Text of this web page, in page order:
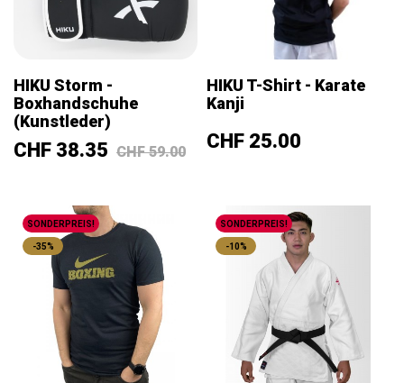
HIKU Storm -
Boxhandschuhe
(Kunstleder)
Preis
CHF 38.35 Verkaufspreis
CHF 59.00
HIKU T-Shirt - Karate
Kanji
Preis
CHF 25.00
SONDERPREIS!
-35%
SONDERPREIS!
-10%